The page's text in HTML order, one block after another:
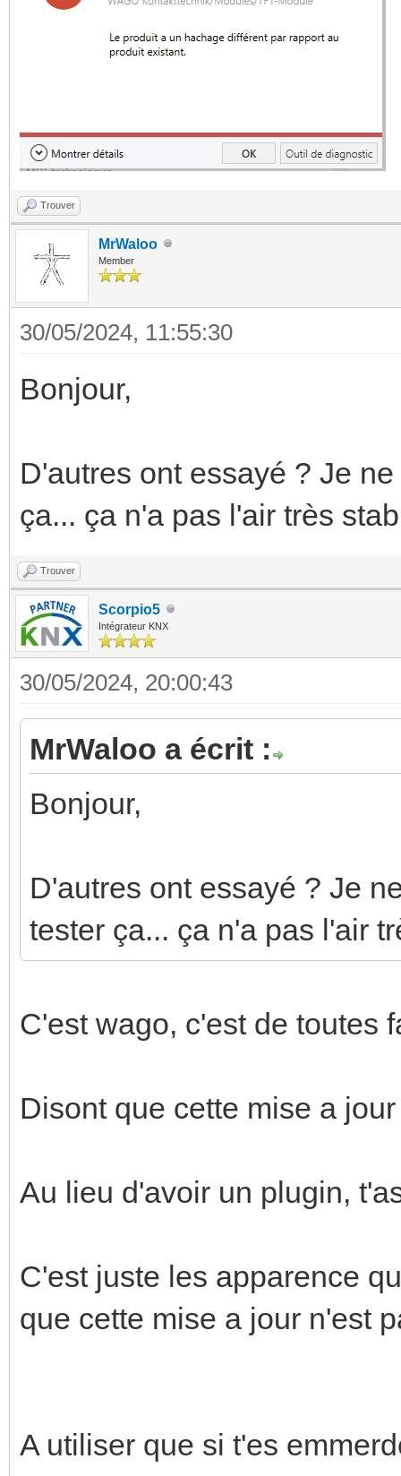
Trouver
MrWaloo
Member
30/05/2024, 11:55:30
Bonjour,
D'autres ont essayé ? Je
ça... ça n'a pas l'air très
Trouver
Scorpio5
Intégrateur KNX
30/05/2024, 20:00:43
MrWaloo a écrit :
Bonjour,
D'autres ont essayé ? Je
tester ça... ça n'a pas l'air
C'est wago, c'est de toutes
Disont que cette mise a
Au lieu d'avoir un plugin,
C'est juste les apparence
que cette mise a jour n'est
A utiliser que si t'es